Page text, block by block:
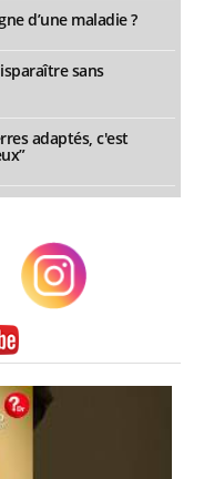
d’une maladie ?
sans
adaptés, c'est